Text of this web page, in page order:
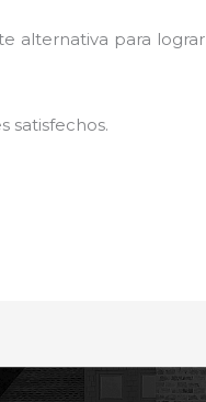
alternativa para
satisfechos.